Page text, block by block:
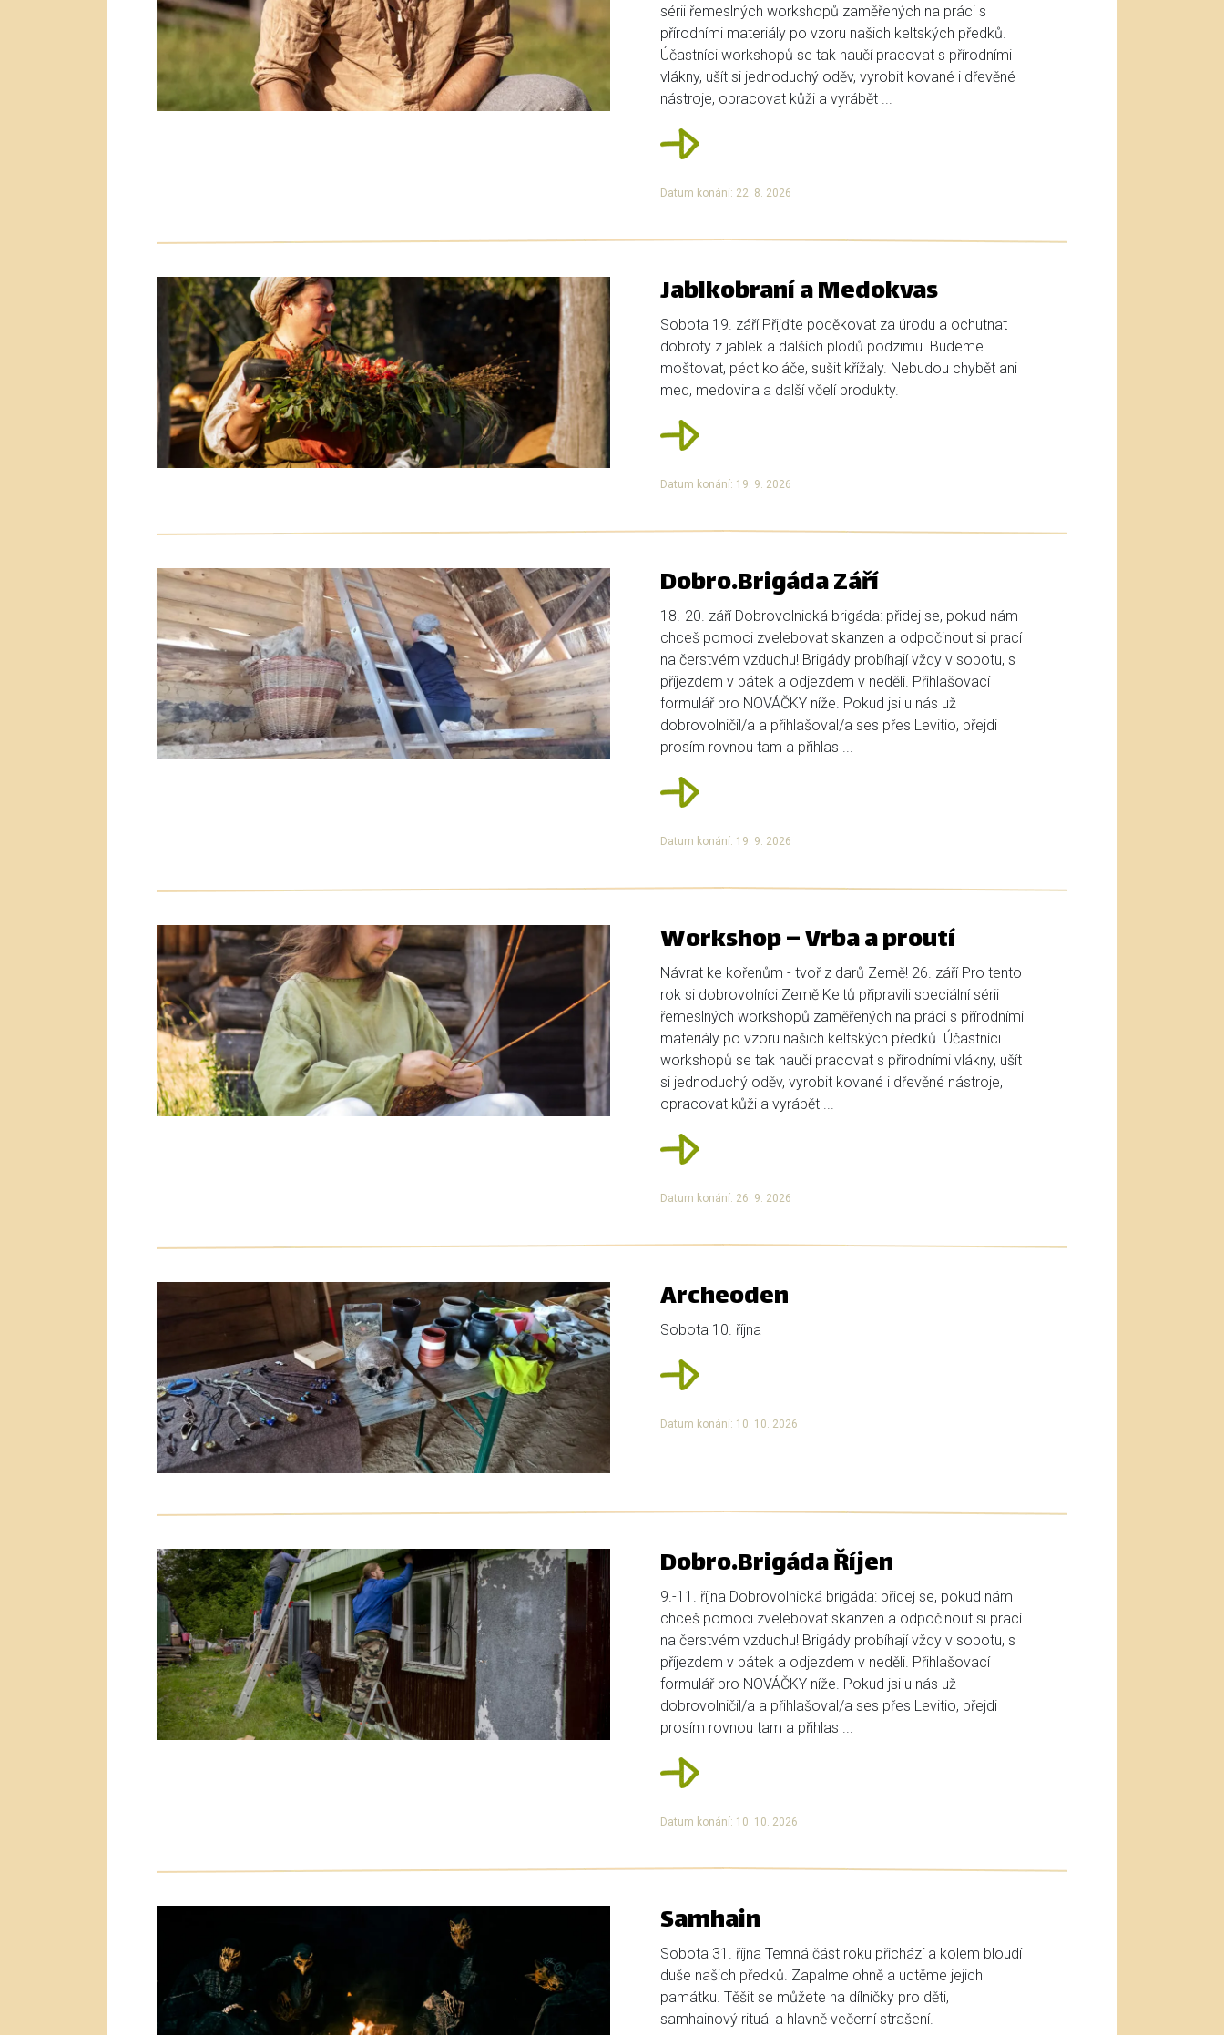
sérii řemeslných workshopů zaměřených na práci s
přírodními materiály po vzoru našich keltských předků.
Účastníci workshopů se tak naučí pracovat s přírodními
vlákny, ušít si jednoduchý oděv, vyrobit kované i dřevěné
nástroje, opracovat kůži a vyrábět ...
Datum konání: 22. 8. 2026
Jablkobraní a Medokvas
Sobota 19. září Přijďte poděkovat za úrodu a ochutnat
dobroty z jablek a dalších plodů podzimu. Budeme
moštovat, péct koláče, sušit křížaly. Nebudou chybět ani
med, medovina a další včelí produkty.
Datum konání: 19. 9. 2026
Dobro.Brigáda Září
18.-20. září Dobrovolnická brigáda: přidej se, pokud nám
chceš pomoci zvelebovat skanzen a odpočinout si prací
na čerstvém vzduchu! Brigády probíhají vždy v sobotu, s
příjezdem v pátek a odjezdem v neděli. Přihlašovací
formulář pro NOVÁČKY níže. Pokud jsi u nás už
dobrovolničil/a a přihlašoval/a ses přes Levitio, přejdi
prosím rovnou tam a přihlas ...
Datum konání: 19. 9. 2026
Workshop – Vrba a proutí
Návrat ke kořenům - tvoř z darů Země! 26. září Pro tento
rok si dobrovolníci Země Keltů připravili speciální sérii
řemeslných workshopů zaměřených na práci s přírodními
materiály po vzoru našich keltských předků. Účastníci
workshopů se tak naučí pracovat s přírodními vlákny, ušít
si jednoduchý oděv, vyrobit kované i dřevěné nástroje,
opracovat kůži a vyrábět ...
Datum konání: 26. 9. 2026
Archeoden
Sobota 10. října
Datum konání: 10. 10. 2026
Dobro.Brigáda Říjen
9.-11. října Dobrovolnická brigáda: přidej se, pokud nám
chceš pomoci zvelebovat skanzen a odpočinout si prací
na čerstvém vzduchu! Brigády probíhají vždy v sobotu, s
příjezdem v pátek a odjezdem v neděli. Přihlašovací
formulář pro NOVÁČKY níže. Pokud jsi u nás už
dobrovolničil/a a přihlašoval/a ses přes Levitio, přejdi
prosím rovnou tam a přihlas ...
Datum konání: 10. 10. 2026
Samhain
Sobota 31. října Temná část roku přichází a kolem bloudí
duše našich předků. Zapalme ohně a uctěme jejich
památku. Těšit se můžete na dílničky pro děti,
samhainový rituál a hlavně večerní strašení.